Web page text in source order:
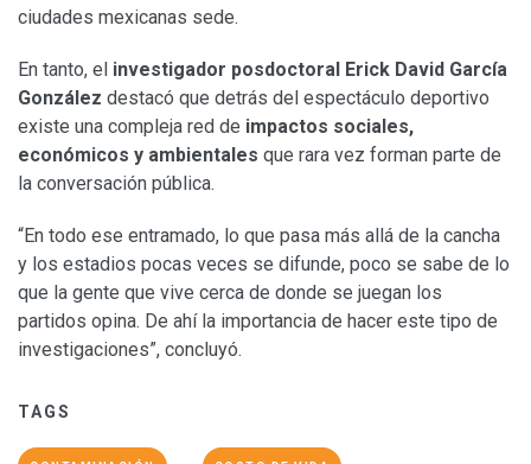
ciudades mexicanas sede.
En tanto, el investigador posdoctoral Erick David García
González destacó que detrás del espectáculo deportivo
existe una compleja red de impactos sociales,
económicos y ambientales que rara vez forman parte de
la conversación pública.
“En todo ese entramado, lo que pasa más allá de la cancha
y los estadios pocas veces se difunde, poco se sabe de lo
que la gente que vive cerca de donde se juegan los
partidos opina. De ahí la importancia de hacer este tipo de
investigaciones”, concluyó.
TAGS